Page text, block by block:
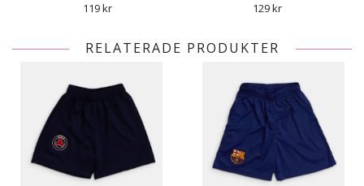
119 kr 129 kr
RELATERADE PRODUKTER